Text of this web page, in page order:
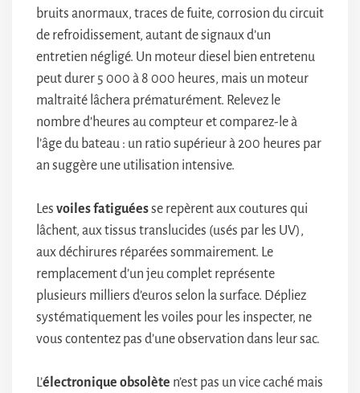
bruits anormaux, traces de fuite, corrosion du circuit
de refroidissement, autant de signaux d’un
entretien négligé. Un moteur diesel bien entretenu
peut durer 5 000 à 8 000 heures, mais un moteur
maltraité lâchera prématurément. Relevez le
nombre d’heures au compteur et comparez-le à
l’âge du bateau : un ratio supérieur à 200 heures par
an suggère une utilisation intensive.
Les voiles fatiguéesse repèrent aux coutures qui
lâchent, aux tissus translucides (usés par les UV),
aux déchirures réparées sommairement. Le
remplacement d’un jeu complet représente
plusieurs milliers d’euros selon la surface. Dépliez
systématiquement les voiles pour les inspecter, ne
vous contentez pas d’une observation dans leur sac.
L’électronique obsolète n’est pas un vice caché mais